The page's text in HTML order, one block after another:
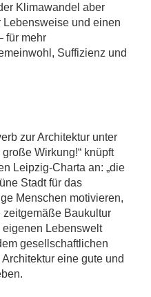
Klimawandel aber
und einen
für mehr
Suffizienz und
zur Architektur unter
Wirkung!“ knüpft
Leipzig-Charta an: „die
Stadt für das
Menschen motivieren,
Baukultur
Lebenswelt
gesellschaftlichen
eine gute und